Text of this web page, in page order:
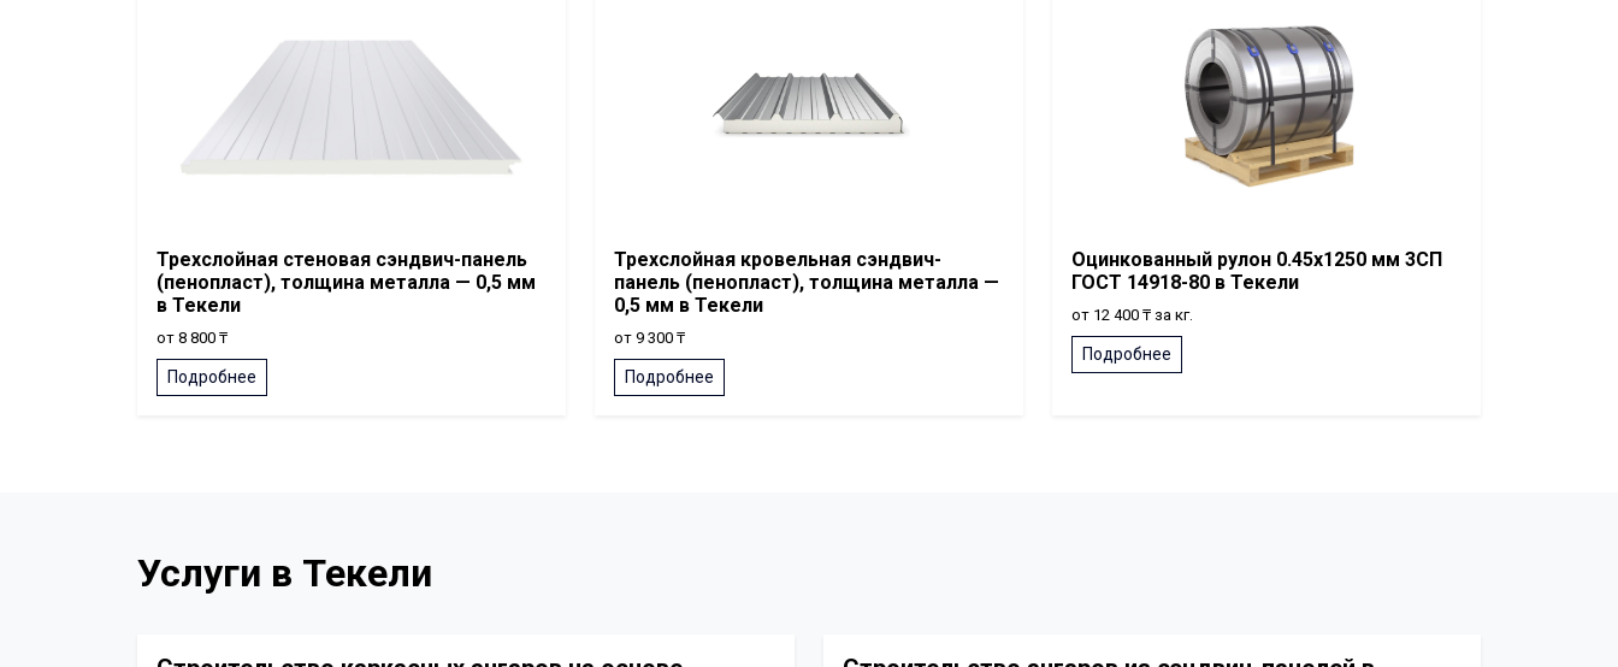
Трехслойная стеновая сэндвич-панель
(пенопласт), толщина металла — 0,5 мм
в Текели
от 8 800 ₸
Подробнее
Трехслойная кровельная сэндвич-
панель (пенопласт), толщина металла —
0,5 мм в Текели
от 9 300 ₸
Подробнее
Оцинкованный рулон 0.45x1250 мм 3СП
ГОСТ 14918-80 в Текели
от 12 400 ₸ за кг.
Подробнее
Услуги в Текели